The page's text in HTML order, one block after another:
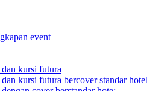
event
dan kursi futura
kursi futura bercover standar hotel